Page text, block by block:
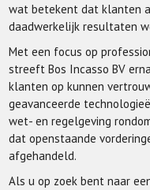
wat betekent dat klanten
daadwerkelijk resultaten
Met een focus op
streeft Bos Incasso BV
klanten op kunnen
geavanceerde
wet- en regelgeving
dat openstaande
afgehandeld.
Als u op zoek bent naar